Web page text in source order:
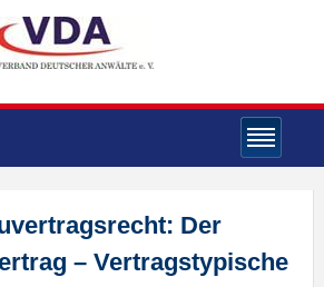
Der
– Vertragstypische